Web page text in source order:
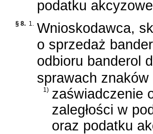
podatku
§ 8. 1. Wnioskodawca,
o sprzedaż
odbioru banderol
sprawach
1) zaświadczenie
zaległości w
oraz podatku